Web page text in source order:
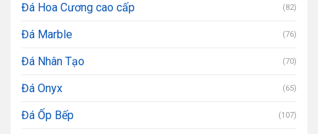
Đá Hoa Cương cao cấp (82)
Đá Marble (76)
Đá Nhân Tạo (70)
Đá Onyx (65)
Đá Ốp Bếp (107)